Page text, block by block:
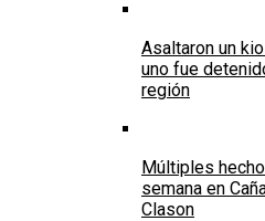
Asaltaron un
uno fue
región
Múltiples
semana en
Clason